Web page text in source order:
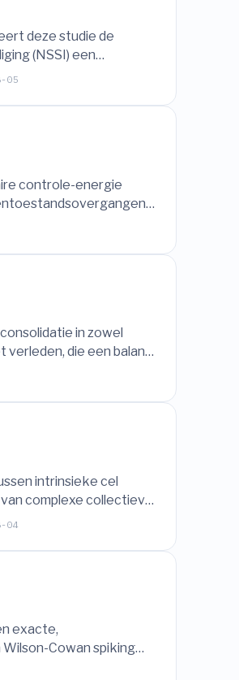
deze studie de
(NSSI) een
met suïcidale
05
controle-energie
in zowel
die een balans
generalisatie.
intrinsieke cel
complexe collectieve
04
exacte,
Cowan spiking